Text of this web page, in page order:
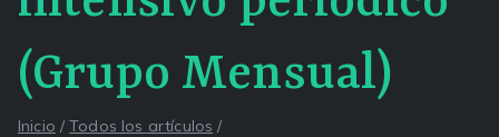
(Grupo Mensual)
Inicio
Todos los artículos